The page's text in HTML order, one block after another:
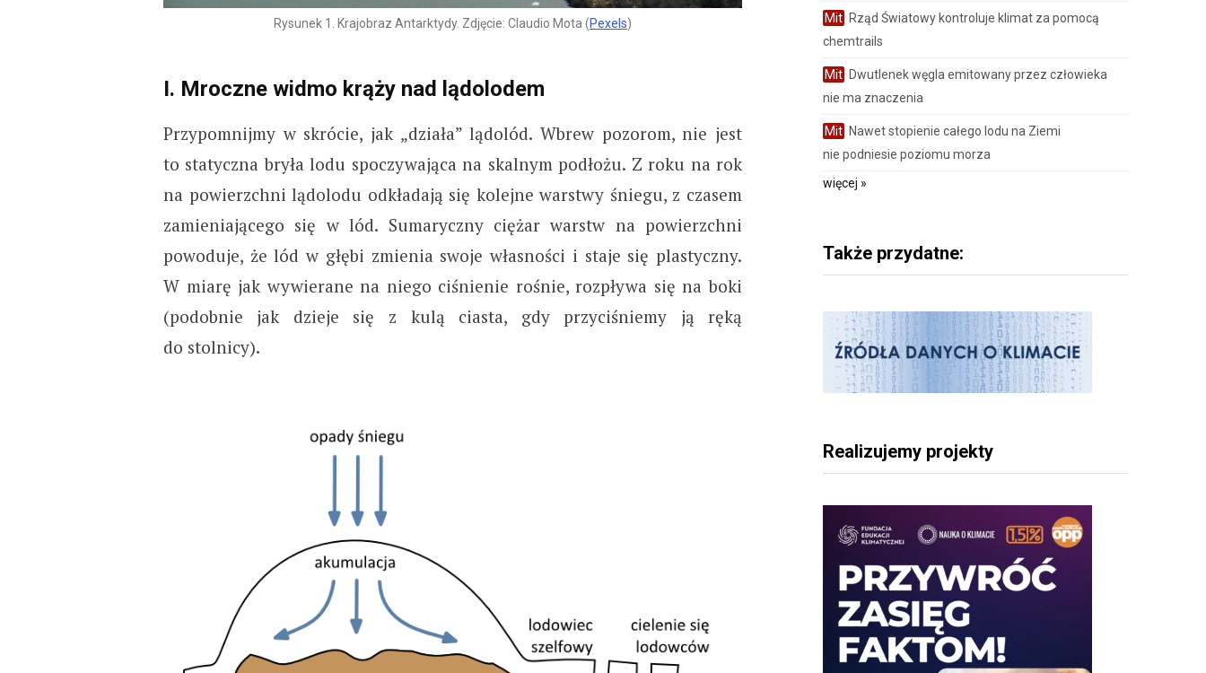
Rysunek 1. Krajobraz Antarktydy. Zdjęcie: Claudio Mota (Pexels)
I. Mroczne widmo krąży nad lądolodem
Przypomnijmy w skrócie, jak „działa” lądolód. Wbrew pozorom, nie jest
to statyczna bryła lodu spoczywająca na skalnym podłożu. Z roku na rok
na powierzchni lądolodu odkładają się kolejne warstwy śniegu, z czasem
zamieniającego się w lód. Sumaryczny ciężar warstw na powierzchni
powoduje, że lód w głębi zmienia swoje własności i staje się plastyczny.
W miarę jak wywierane na niego ciśnienie rośnie, rozpływa się na boki
(podobnie jak dzieje się z kulą ciasta, gdy przyciśniemy ją ręką
do stolnicy).
Mit Rząd Światowy kontroluje klimat za pomocą
chemtrails
Mit Dwutlenek węgla emitowany przez człowieka
nie ma znaczenia
Mit Nawet stopienie całego lodu na Ziemi
nie podniesie poziomu morza
więcej »
Także przydatne:
Realizujemy projekty